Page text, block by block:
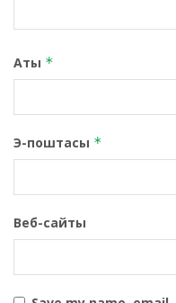
Аты *
Э-поштасы *
Веб-сайты